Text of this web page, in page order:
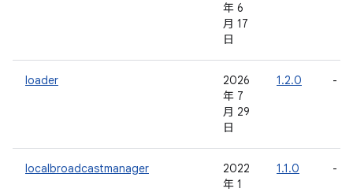
年 6
月 17
日
loader
2026
年 7
月 29
日
1.2.0 -
localbroadcastmanager
2022
年 1
1.1.0 -